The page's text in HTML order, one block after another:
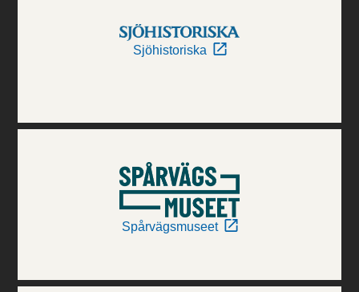
Sjöhistoriska
Spårvägsmuseet